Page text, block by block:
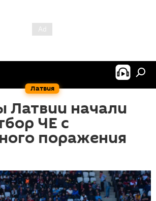
Латвия
Латвии начали
ЧЕ с
поражения